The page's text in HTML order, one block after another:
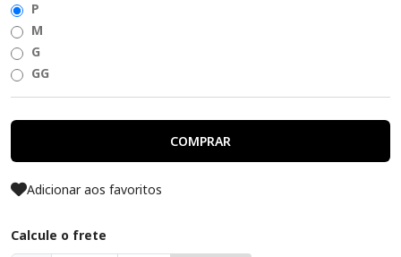
P
M
G
GG
COMPRAR
Adicionar aos favoritos
Calcule o frete